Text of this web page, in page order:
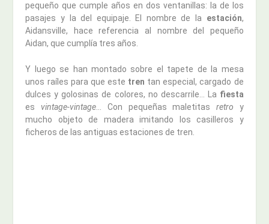
pequeño que cumple años en dos ventanillas: la de los
pasajes y la del equipaje. El nombre de la estación,
Aidansville, hace referencia al nombre del pequeño
Aidan, que cumplía tres años.
Y luego se han montado sobre el tapete de la mesa
unos raíles para que este tren tan especial, cargado de
dulces y golosinas de colores, no descarrile… La fiesta
es vintage-vintage… Con pequeñas maletitas retro y
mucho objeto de madera imitando los casilleros y
ficheros de las antiguas estaciones de tren.